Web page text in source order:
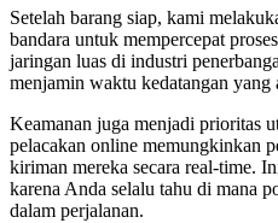
Setelah barang siap, kami
bandara untuk mempercepat
jaringan luas di industri
menjamin waktu kedatangan yang
Keamanan juga menjadi prioritas
pelacakan online memungkinkan
kiriman mereka secara real-time.
karena Anda selalu tahu di mana
dalam perjalanan.